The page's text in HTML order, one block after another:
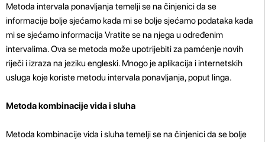
Metoda intervala ponavljanja temelji se na činjenici da se
informacije bolje sjećamo kada mi se bolje sjećamo podataka kada
mi se sjećamo informacija Vratite se na njega u određenim
intervalima. Ova se metoda može upotrijebiti za pamćenje novih
riječi i izraza na jeziku engleski. Mnogo je aplikacija i internetskih
usluga koje koriste metodu intervala ponavljanja, poput linga.
Metoda kombinacije vida i sluha
Metoda kombinacije vida i sluha temelji se na činjenici da se bolje